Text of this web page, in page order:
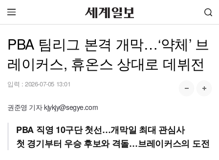
PBA 팀리그 본격 개막…‘약체’ 브
레이커스, 휴온스 상대로 데뷔전
입력 : 2026-07-05 13:01
권준영 기자 kjykjy@segye.com
PBA 직영 10구단 첫선…개막일 최대 관심사
첫 경기부터 우승 후보와 격돌…브레이커스의 도전